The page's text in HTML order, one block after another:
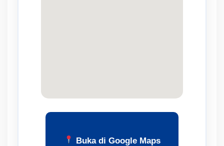
Buka di Google Maps